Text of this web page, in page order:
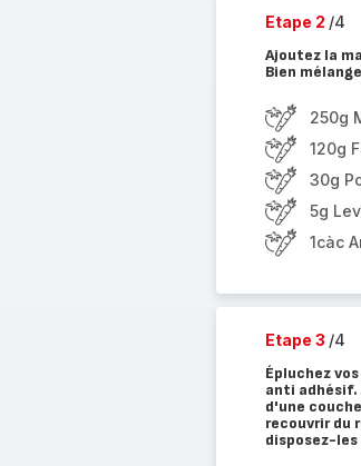
Etape 2 /4
Ajoutez la
Bien
250g
120g
30g
5g
1càc
Etape 3 /4
Épluchez
anti adhésif.
d'une
recouvrir du
disposez-les